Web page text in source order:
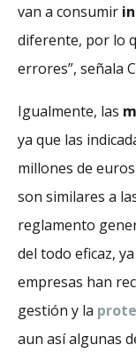
van a consumir
diferente, por lo
errores”, señala
Igualmente, las
ya que las
millones de
son similares a
reglamento
del todo eficaz,
empresas han
gestión y la
aun así algunas